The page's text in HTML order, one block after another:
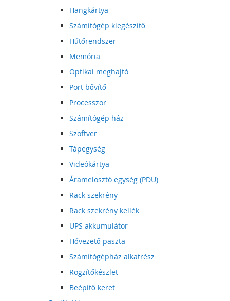
Hangkártya
Számítógép kiegészítő
Hűtőrendszer
Memória
Optikai meghajtó
Port bővítő
Processzor
Számítógép ház
Szoftver
Tápegység
Videókártya
Áramelosztó egység (PDU)
Rack szekrény
Rack szekrény kellék
UPS akkumulátor
Hővezető paszta
Számítógépház alkatrész
Rögzítőkészlet
Beépítő keret